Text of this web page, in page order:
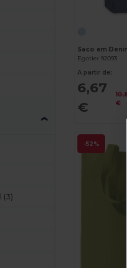
(3)
Saco em
Egotier 92093
A partir de:
6,67
€
€
-52%